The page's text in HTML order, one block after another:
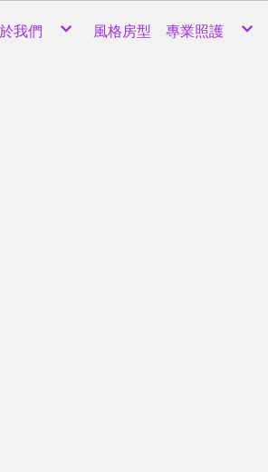
我們 風格房型 專業照護